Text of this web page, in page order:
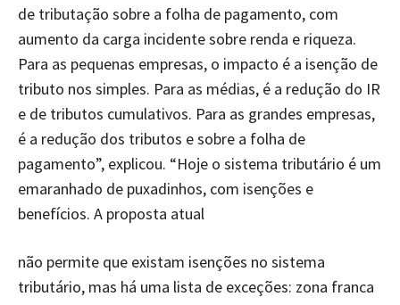
de tributação sobre a folha de pagamento, com
aumento da carga incidente sobre renda e riqueza.
Para as pequenas empresas, o impacto é a isenção de
tributo nos simples. Para as médias, é a redução do IR
e de tributos cumulativos. Para as grandes empresas,
é a redução dos tributos e sobre a folha de
pagamento”, explicou. “Hoje o sistema tributário é um
emaranhado de puxadinhos, com isenções e
benefícios. A proposta atual
não permite que existam isenções no sistema
tributário, mas há uma lista de exceções: zona franca